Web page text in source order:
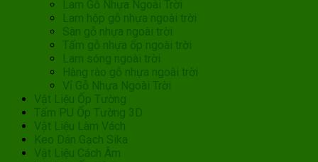
Lam Gỗ Nhựa Ngoài Trời
Lam hộp gỗ nhựa ngoài trời
Sàn gỗ nhựa ngoài trời
Tấm gỗ nhựa ốp ngoài trời
Lam sóng ngoài trời
Hàng rào gỗ nhựa ngoài trời
Vỉ Gỗ Nhựa Ngoài Trời
Vật Liệu Ốp Tường
Tấm PU Ốp Tường 3D
Vật Liệu Làm Vách
Keo Dán Gạch Sika
Vật Liệu Cách Âm